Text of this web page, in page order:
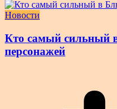
Новости
Кто самый сильный
персонажей